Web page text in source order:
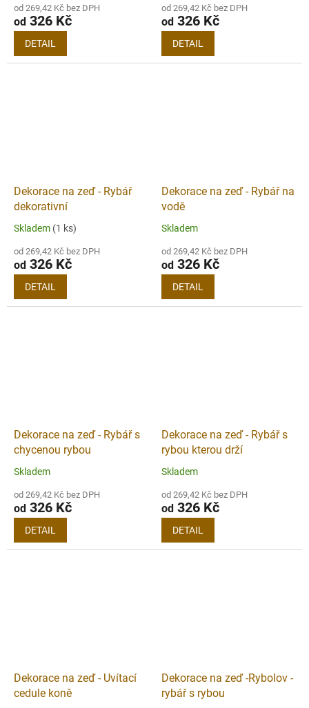
od 269,42 Kč bez DPH
od 326 Kč
DETAIL
od 269,42 Kč bez DPH
od 326 Kč
DETAIL
Dekorace na zeď - Rybář
dekorativní
Skladem (1 ks)
od 269,42 Kč bez DPH
od 326 Kč
DETAIL
Dekorace na zeď - Rybář na
vodě
Skladem
od 269,42 Kč bez DPH
od 326 Kč
DETAIL
Dekorace na zeď - Rybář s
chycenou rybou
Skladem
od 269,42 Kč bez DPH
od 326 Kč
DETAIL
Dekorace na zeď - Rybář s
rybou kterou drží
Skladem
od 269,42 Kč bez DPH
od 326 Kč
DETAIL
Dekorace na zeď - Uvítací
cedule koně
Dekorace na zeď -Rybolov -
rybář s rybou